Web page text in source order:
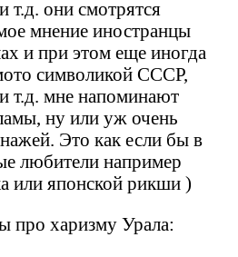
т.д. они смотрятся
мнение иностранцы
и при этом еще иногда
символикой СССР,
т.д. мне напоминают
ну или уж очень
Это как если бы в
любители например
или японской рикши )
про харизму Урала: